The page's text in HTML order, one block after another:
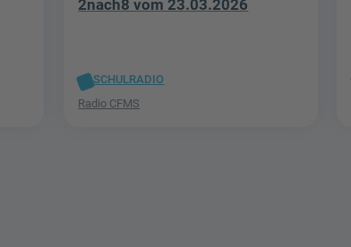
2nach8 vom 23.03.2026
SCHULRADIO
Radio CFMS